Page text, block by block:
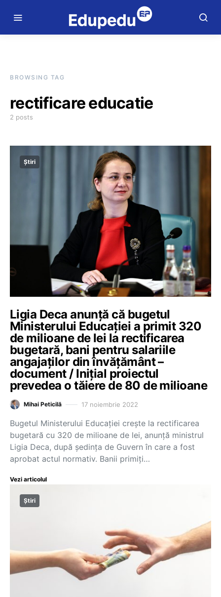
BROWSING TAG
rectificare educatie
2 posts
Știri
Ligia Deca anunță că bugetul
Ministerului Educației a primit 320
de milioane de lei la rectificarea
bugetară, bani pentru salariile
angajaților din învățământ –
document / Inițial proiectul
prevedea o tăiere de 80 de milioane
Mihai Peticilă 17 noiembrie 2022
Bugetul Ministerului Educației crește la rectificarea
bugetară cu 320 de milioane de lei, anunță ministrul
Ligia Deca, după ședința de Guvern în care a fost
aprobat actul normativ. Banii primiți…
Vezi articolul
Știri